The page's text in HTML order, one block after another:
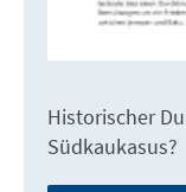
Historischer
Südkaukasus?